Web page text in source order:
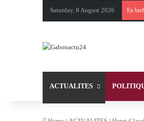
Saturday, 8 August 2026 En bref
ACTUALITES